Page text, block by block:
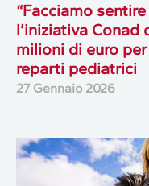
“Facciamo
l’iniziativa
milioni di euro
reparti pediatrici
27 Gennaio 2026